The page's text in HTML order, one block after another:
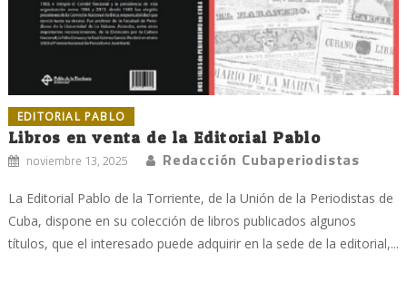
EDITORIAL PABLO
Libros en venta de la Editorial Pablo
noviembre 13, 2025 Redacción Cubaperiodistas
La Editorial Pablo de la Torriente, de la Unión de la Periodistas de
Cuba, dispone en su colección de libros publicados algunos
títulos, que el interesado puede adquirir en la sede de la editorial,...